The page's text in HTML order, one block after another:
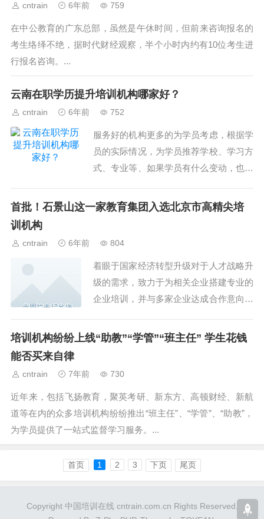
cntrain 6年前 759
在中公教育的广东总部，虽然是午休时间，但前来咨询报名的
考生络绎不绝，据时代财经观察，半个小时内约有10位考生进
行报名咨询。...
云南在职学历提升培训机构哪家好？
cntrain 6年前 752
服务好的机构更多的为学员考虑，根据学
员的实际情况，为学员推荐学校、学习方
式、专业等、如果学员有什么变动，也更
烦。另外学费也比较合理。例如润德
首批！石景山这一家教育集团入选北京市高精尖培
训机构
cntrain 6年前 804
着眼于国家经济转型升级对于人才战略升
级的需求，致力于为相关企业搭建专业的
企业培训，并与多家企业达成合作意向，
提供人才智力保障。...
培训机构纷纷上线“助教”“学管”“班主任” 学生花钱
能否买来自律
cntrain 7年前 730
近年来，包括飞扬教育，聚英考研、新东方、高顿财经、新航
道等在内的众多培训机构纷纷推出“班主任”、“学管”、“助教”，
为学员提供了一站式监督学习服务。...
首页 1 2 3 下页 尾页
Copyright 中国培训在线 cntrain.com.cn Rights Reserved.